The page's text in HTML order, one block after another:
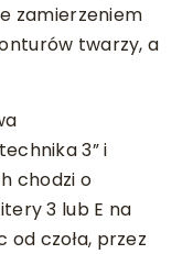
zamierzeniem
twarzy, a
3” i
chodzi o
3 lub E na
czoła, przez